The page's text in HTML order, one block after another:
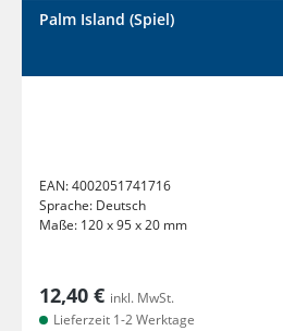
Palm Island (Spiel)
EAN:4002051741716
Sprache: Deutsch
Maße: 120 x 95 x 20 mm
12,40 € inkl. MwSt.
Lieferzeit 1-2 Werktage